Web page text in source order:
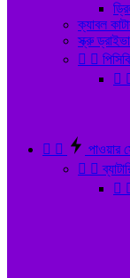
ক্যাবল
স্ক্রু
 

 
পাওয়ার
 
